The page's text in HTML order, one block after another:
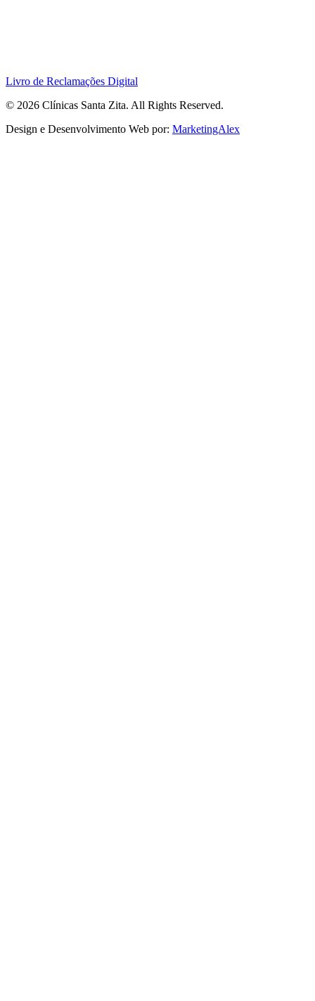
Livro de Reclamações Digital
© 2026 Clínicas Santa Zita. All Rights Reserved.
Design e Desenvolvimento Web por: MarketingAlex